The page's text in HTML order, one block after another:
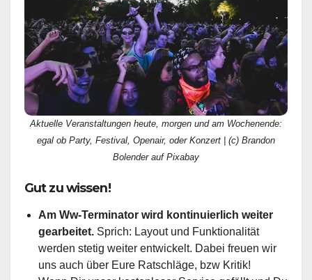
Aktuelle Veranstaltungen heute, morgen und am Wochenende:
egal ob Party, Festival, Openair, oder Konzert | (c) Brandon
Bolender auf Pixabay
Gut zu wissen!
Am Ww-Terminator wird kontinuierlich weiter
gearbeitet. Sprich: Layout und Funktionalität
werden stetig weiter entwickelt. Dabei freuen wir
uns auch über Eure Ratschläge, bzw Kritik!